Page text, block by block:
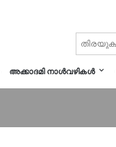
അക്കാദമി നാൾവഴികൾ